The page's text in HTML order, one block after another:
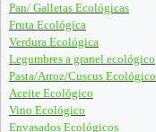
Pan/ Galletas Ecológicas
Fruta Ecológica
Verdura Ecológica
Legumbres a granel ecológico
Pasta/Arroz/Cuscus Ecológico
Aceite Ecológico
Vino Ecológico
Envasados Ecológicos